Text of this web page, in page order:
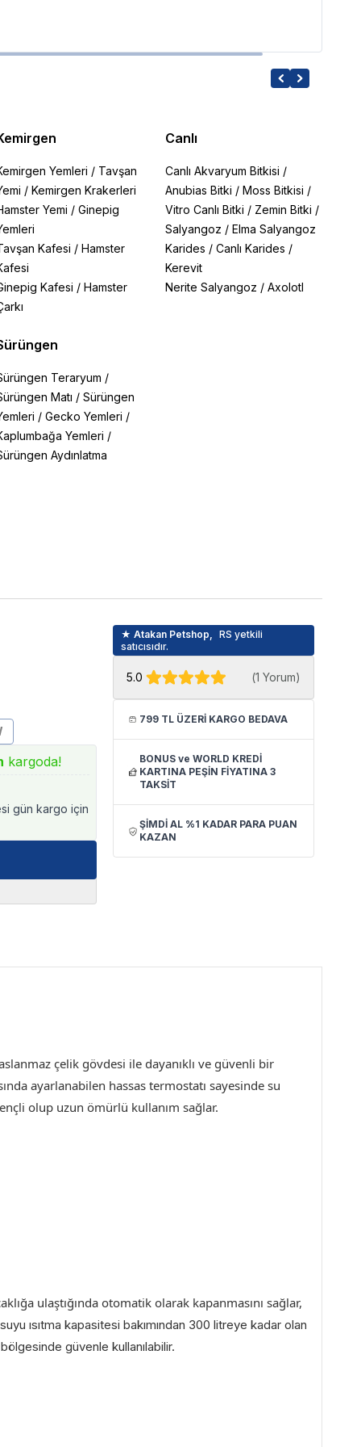
Yemleri / Tavşan
/ Kemirgen Krakerleri
Yemi / Ginepig
Kafesi / Hamster
Kafesi / Hamster
Teraryum /
Matı / Sürüngen
/ Gecko Yemleri /
Yemleri /
Aydınlatma
Canlı
Canlı Akvaryum Bitkisi /
Anubias Bitki /Moss Bitkisi /
Vitro Canlı Bitki / Zemin Bitki /
Salyangoz /Elma Salyangoz
Karides /Canlı Karides /
Kerevit
Nerite Salyangoz /Axolotl
kargoda!
gün kargo için
★ Atakan Petshop,
RS yetkili
satıcısıdır.
5.0 (1 Yorum)
799 TL ÜZERİ KARGO BEDAVA
BONUS ve WORLD KREDİ
KARTINA PEŞİN FİYATINA 3
TAKSİT
ŞİMDİ AL %1 KADAR PARA PUAN
KAZAN
çelik gövdesi ile dayanıklı ve güvenli bir
ayarlanabilen hassas termostatı sayesinde su
olup uzun ömürlü kullanım sağlar.
ulaştığında otomatik olarak kapanmasını sağlar,
suyu ısıtma kapasitesi bakımından 300 litreye kadar olan
güvenle kullanılabilir.